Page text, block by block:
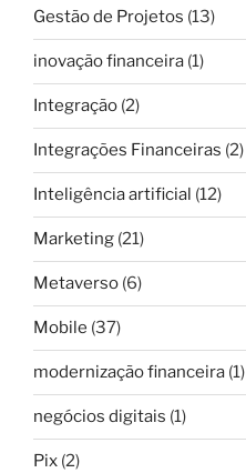
Gestão de Projetos (13)
inovação financeira (1)
Integração (2)
Integrações Financeiras (2)
Inteligência artificial (12)
Marketing (21)
Metaverso (6)
Mobile (37)
modernização financeira (1)
negócios digitais (1)
Pix (2)